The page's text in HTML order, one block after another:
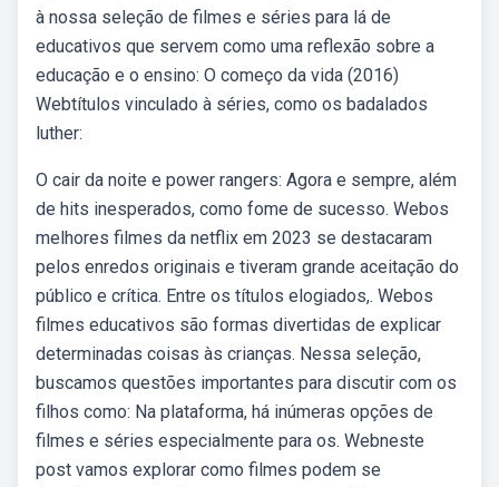
à nossa seleção de filmes e séries para lá de
educativos que servem como uma reflexão sobre a
educação e o ensino: O começo da vida (2016)
Webtítulos vinculado à séries, como os badalados
luther:
O cair da noite e power rangers: Agora e sempre, além
de hits inesperados, como fome de sucesso. Webos
melhores filmes da netflix em 2023 se destacaram
pelos enredos originais e tiveram grande aceitação do
público e crítica. Entre os títulos elogiados,. Webos
filmes educativos são formas divertidas de explicar
determinadas coisas às crianças. Nessa seleção,
buscamos questões importantes para discutir com os
filhos como: Na plataforma, há inúmeras opções de
filmes e séries especialmente para os. Webneste
post vamos explorar como filmes podem se